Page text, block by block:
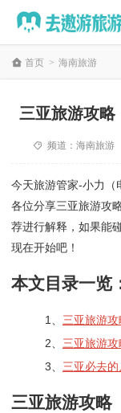
首页 > 海南旅游
三亚旅游攻略
频道： 海南旅游
今天旅游管家-小力
各位分享三亚旅游攻
荐进行解释，如果能
现在开始吧！
本文目录一览
1、 三亚旅游攻
2、 三亚旅游
3、 三亚必去
三亚旅游攻略